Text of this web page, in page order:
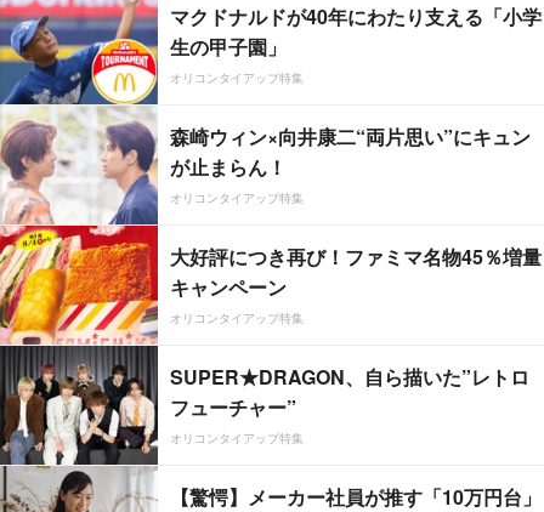
マクドナルドが40年にわたり支える「小学
生の甲子園」
オリコンタイアップ特集
森崎ウィン×向井康二“両片思い”にキュン
が止まらん！
オリコンタイアップ特集
大好評につき再び！ファミマ名物45％増量
キャンペーン
オリコンタイアップ特集
SUPER★DRAGON、自ら描いた”レトロ
フューチャー”
オリコンタイアップ特集
【驚愕】メーカー社員が推す「10万円台」